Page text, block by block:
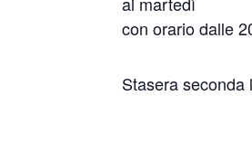
con orario dalle
Stasera seconda